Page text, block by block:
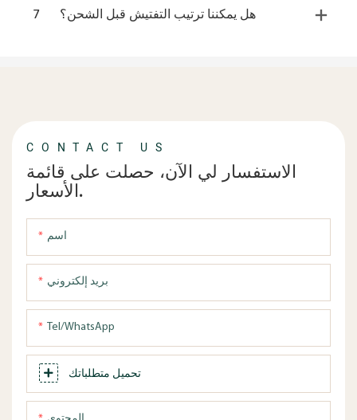
7
هل يمكننا ترتيب التفتيش قبل الشحن؟
CONTACT US
الاستفسار لي الآن، حصلت على قائمة
الأسعار.
اسم
بريد إلكتروني
Tel/WhatsApp
تحميل متطلباتك